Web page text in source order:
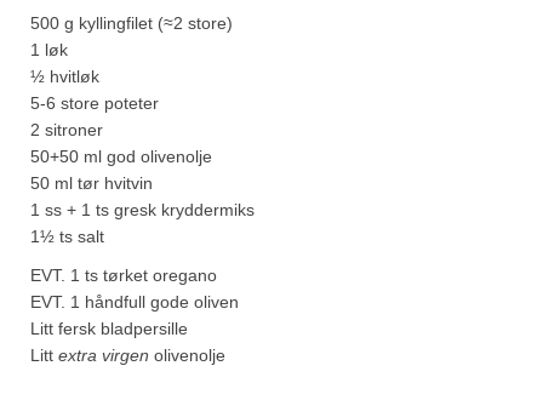
500 g kyllingfilet (≈2 store)
1 løk
½ hvitløk
5-6 store poteter
2 sitroner
50+50 ml god olivenolje
50 ml tør hvitvin
1 ss + 1 ts gresk kryddermiks
1½ ts salt
EVT. 1 ts tørket oregano
EVT. 1 håndfull gode oliven
Litt fersk bladpersille
Litt extra virgen olivenolje